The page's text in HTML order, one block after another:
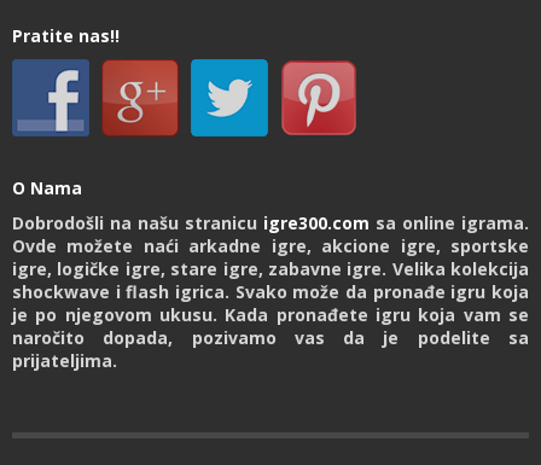
Pratite nas!!
O Nama
Dobrodošli na našu stranicu igre300.com sa online igrama.
Ovde možete naći arkadne igre, akcione igre, sportske
igre, logičke igre, stare igre, zabavne igre. Velika kolekcija
shockwave i flash igrica. Svako može da pronađe igru koja
je po njegovom ukusu. Kada pronađete igru koja vam se
naročito dopada, pozivamo vas da je podelite sa
prijateljima.